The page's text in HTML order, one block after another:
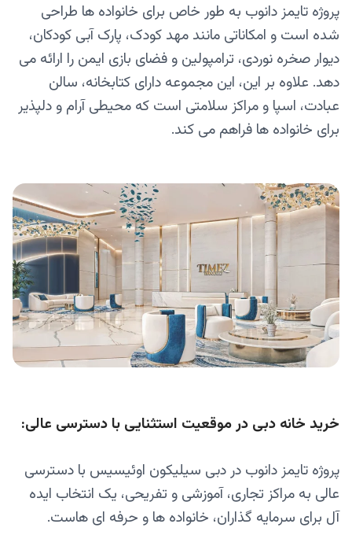
پروژه تایمز دانوب به‌ طور خاص برای خانواده‌ ها طراحی
شده است و امکاناتی مانند مهد کودک، پارک آبی کودکان،
دیوار صخره‌ نوردی، ترامپولین و فضای بازی ایمن را ارائه می‌
دهد. علاوه بر این، این مجموعه دارای کتابخانه، سالن
عبادت، اسپا و مراکز سلامتی است که محیطی آرام و دلپذیر
برای خانواده‌ ها فراهم می‌ کند.
خرید خانه دبی در موقعیت استثنایی با دسترسی عالی:
پروژه تایمز دانوب در دبی سیلیکون اوئیسیس با دسترسی
عالی به مراکز تجاری، آموزشی و تفریحی، یک انتخاب ایده‌
آل برای سرمایه‌ گذاران، خانواده‌ ها و حرفه‌ ای‌ هاست.